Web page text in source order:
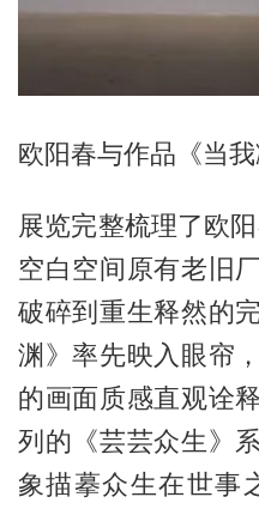
欧阳春与作品《当
展览完整梳理了欧
空白空间原有老旧
破碎到重生释然的
渊》率先映入眼帘
的画面质感直观诠
列的《芸芸众生》
象描摹众生在世事